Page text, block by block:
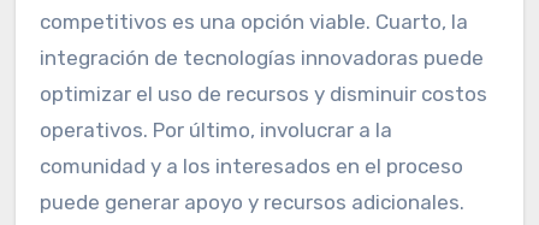
competitivos es una opción viable. Cuarto, la
integración de tecnologías innovadoras puede
optimizar el uso de recursos y disminuir costos
operativos. Por último, involucrar a la
comunidad y a los interesados en el proceso
puede generar apoyo y recursos adicionales.